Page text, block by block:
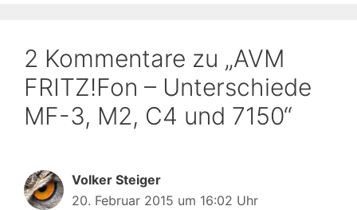
2 Kommentare zu „AVM
FRITZ!Fon – Unterschiede
MF-3, M2, C4 und 7150“
Volker Steiger
20. Februar 2015 um 16:02 Uhr